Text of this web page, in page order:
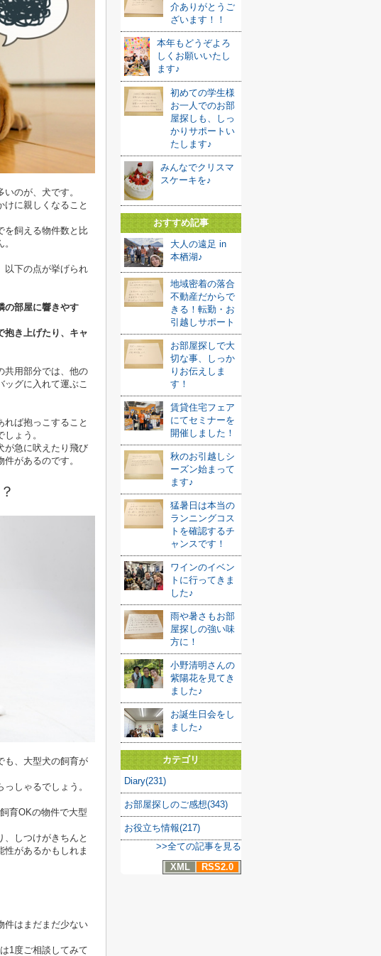
のが、犬です。
に親しくなること
を飼える物件数と比
以下の点が挙げられ
の部屋に響きやす
抱き上げたり、キャ
共用部分では、他の
グに入れて運ぶこ
れば抱っこすること
ょう。
が急に吠えたり飛び
があるのです。
も、大型犬の飼育が
しゃるでしょう。
育OKの物件で大型
しつけがきちんと
性があるかもしれま
件はまだまだ少ない
1 度ご相談してみて
介ありがとうご
ざいます！！
本年もどうぞよろ
しくお願いいたし
ます♪
初めての学生様
お一人でのお部
屋探しも、しっ
かりサポートい
たします♪
みんなでクリスマ
スケーキを♪
おすすめ記事
大人の遠足 in
本栖湖♪
地域密着の落合
不動産だからで
きる！転勤・お
引越しサポート
お部屋探しで大
切な事、しっか
りお伝えしま
す！
賃貸住宅フェア
にてセミナーを
開催しました！
秋のお引越しシ
ーズン始まって
ます♪
猛暑日は本当の
ランニングコス
トを確認するチ
ャンスです！
ワインのイベン
トに行ってきま
した♪
雨や暑さもお部
屋探しの強い味
方に！
小野清明さんの
紫陽花を見てき
ました♪
お誕生日会をし
ました♪
カテゴリ
Diary(231)
お部屋探しのご感想(343)
お役立ち情報(217)
>>全ての記事を見る
XML
RSS2.0